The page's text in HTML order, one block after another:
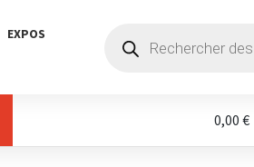
EXPOS
produits
0,00 €